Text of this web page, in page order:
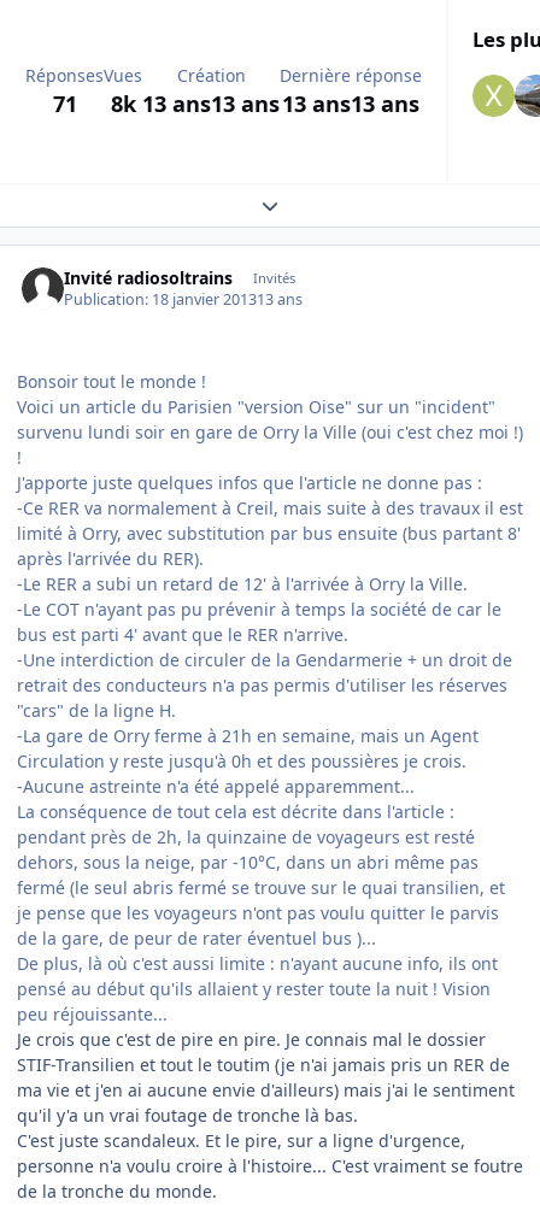
Réponses
71
Vues
8k
Création
13 ans13 ans
Dernière réponse
13 ans13 ans
Les
Expand topic overview
Invité radiosoltrains Invités
Publication: 18 janvier 201313 ans
Bonsoir tout le monde !
Voici un article du Parisien "version Oise" sur un "incident"
survenu lundi soir en gare de Orry la Ville (oui c'est chez moi !)
!
J'apporte juste quelques infos que l'article ne donne pas :
-Ce RER va normalement à Creil, mais suite à des travaux il est
limité à Orry, avec substitution par bus ensuite (bus partant 8'
après l'arrivée du RER).
-Le RER a subi un retard de 12' à l'arrivée à Orry la Ville.
-Le COT n'ayant pas pu prévenir à temps la société de car le
bus est parti 4' avant que le RER n'arrive.
-Une interdiction de circuler de la Gendarmerie + un droit de
retrait des conducteurs n'a pas permis d'utiliser les réserves
"cars" de la ligne H.
-La gare de Orry ferme à 21h en semaine, mais un Agent
Circulation y reste jusqu'à 0h et des poussières je crois.
-Aucune astreinte n'a été appelé apparemment...
La conséquence de tout cela est décrite dans l'article :
pendant près de 2h, la quinzaine de voyageurs est resté
dehors, sous la neige, par -10°C, dans un abri même pas
fermé (le seul abris fermé se trouve sur le quai transilien, et
je pense que les voyageurs n'ont pas voulu quitter le parvis
de la gare, de peur de rater éventuel bus )...
De plus, là où c'est aussi limite : n'ayant aucune info, ils ont
pensé au début qu'ils allaient y rester toute la nuit ! Vision
peu réjouissante...
Je crois que c'est de pire en pire. Je connais mal le dossier
STIF-Transilien et tout le toutim (je n'ai jamais pris un RER de
ma vie et j'en ai aucune envie d'ailleurs) mais j'ai le sentiment
qu'il y'a un vrai foutage de tronche là bas.
C'est juste scandaleux. Et le pire, sur a ligne d'urgence,
personne n'a voulu croire à l'histoire... C'est vraiment se foutre
de la tronche du monde.